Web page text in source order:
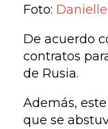
Foto:
De acuerdo
contratos
de Rusia.
Además,
que se